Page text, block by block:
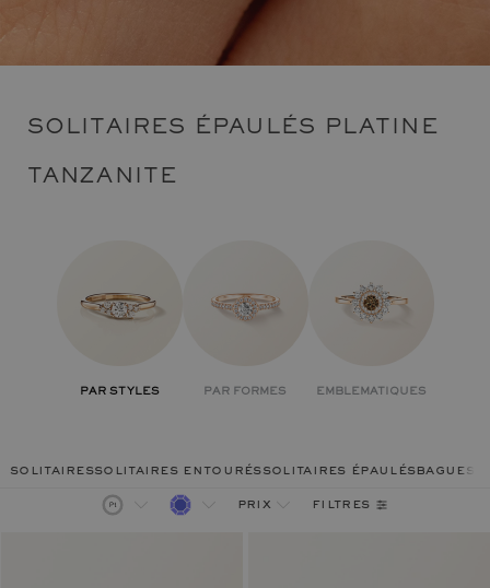
SOLITAIRES ÉPAULÉS PLATINE
TANZANITE
PAR STYLES PAR FORMES EMBLEMATIQUES
solitairessolitaires entouréssolitaires épaulésbagues
prix filtres